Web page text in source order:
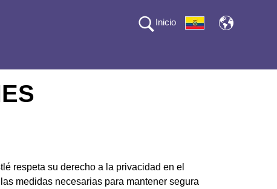
Inicio
respeta su derecho a la privacidad en el
medidas necesarias para mantener segura